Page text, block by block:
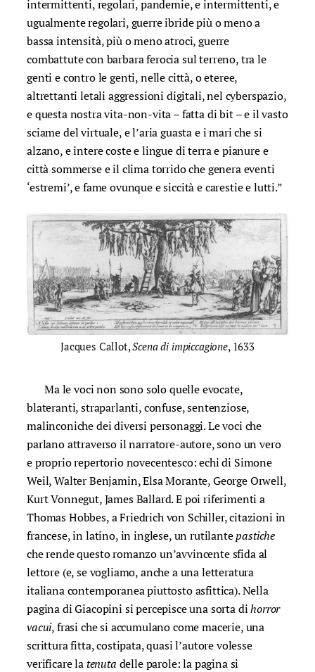
intermittenti, regolari, pandemie, e intermittenti, e
ugualmente regolari, guerre ibride più o meno a
bassa intensità, più o meno atroci, guerre
combattute con barbara ferocia sul terreno, tra le
genti e contro le genti, nelle città, o eteree,
altrettanti letali aggressioni digitali, nel cyberspazio,
e questa nostra vita-non-vita – fatta di bit – e il vasto
sciame del virtuale, e l’aria guasta e i mari che si
alzano, e intere coste e lingue di terra e pianure e
città sommerse e il clima torrido che genera eventi
‘estremi’, e fame ovunque e siccità e carestie e lutti.”
Jacques Callot,Scena di impiccagione, 1633
Ma le voci non sono solo quelle evocate,
blateranti, straparlanti, confuse, sentenziose,
malinconiche dei diversi personaggi. Le voci che
parlano attraverso il narratore-autore, sono un vero
e proprio repertorio novecentesco: echi di Simone
Weil, Walter Benjamin, Elsa Morante, George Orwell,
Kurt Vonnegut, James Ballard. E poi riferimenti a
Thomas Hobbes, a Friedrich von Schiller, citazioni in
francese, in latino, in inglese, un rutilantepastiche
che rende questo romanzo un’avvincente sfida al
lettore (e, se vogliamo, anche a una letteratura
italiana contemporanea piuttosto asfittica). Nella
pagina di Giacopini si percepisce una sorta dihorror
vacui, frasi che si accumulano come macerie, una
scrittura fitta, costipata, quasi l’autore volesse
verificare latenuta delle parole: la pagina si